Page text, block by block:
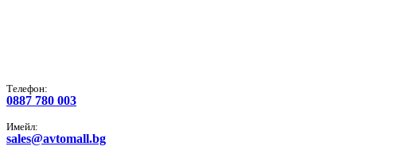
Tелефон:
0887 780 003
Имейл:
sales@avtomall.bg